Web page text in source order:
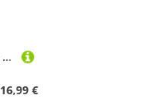
EMATOP 2 Teiler Hosenanzug Damen Elegant Zweiteiler Outfit Sommer Ärmelloses Tank Top und Hose Trainingsanzug Baumwolle Leinen Freizeitanzug mit Taschen Sportanzug Leicht Einfarbig Loungewear
16,99 €